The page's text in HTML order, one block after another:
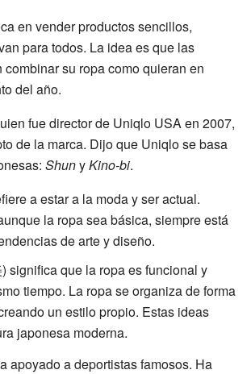
en vender productos sencillos,
para todos. La idea es que las
su ropa como quieran en
del año.
fue director de Uniqlo USA en 2007,
de la marca. Dijo que Uniqlo se basa
ShunyKino-bi.
a estar a la moda y ser actual.
la ropa sea básica, siempre está
de arte y diseño.
significa que la ropa es funcional y
tiempo. La ropa se organiza de forma
un estilo propio. Estas ideas
japonesa moderna.
apoyado a deportistas famosos. Ha